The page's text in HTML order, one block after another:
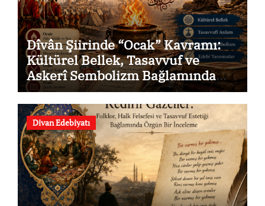
Dîvân Şiirinde “Ocak” Kavramı:
Kültürel Bellek, Tasavvuf ve
Askerî Sembolizm Bağlamında
Özgün Bir İnceleme
Divan Edebiyatı